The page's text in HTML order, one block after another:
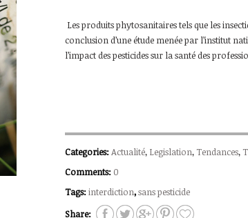
Les produits phytosanitaires tels que les
conclusion d’une étude menée par l’institut
l’impact des pesticides sur la santé des
Categories:Actualité, Legislation, Tendances,
Comments: 0
Tags:interdiction,sans pesticide
Share: